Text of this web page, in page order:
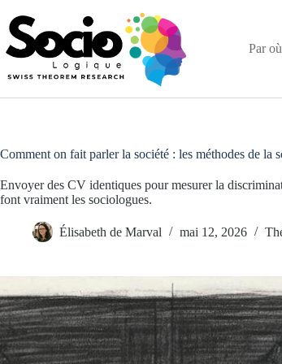
au
contenu
Par
Comment on fait parler la société : les méthodes de la
Envoyer des CV identiques pour mesurer la
font vraiment les sociologues.
Élisabeth de Marval mai 12, 2026